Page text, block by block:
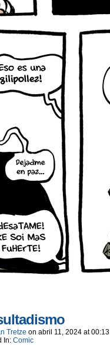
Tretze on abril 11, 2024 at00:13
In: Comic